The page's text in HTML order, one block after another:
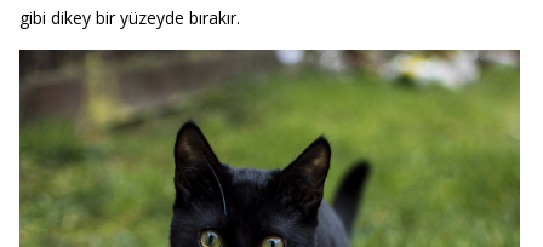
gibi dikey bir yüzeyde bırakır.